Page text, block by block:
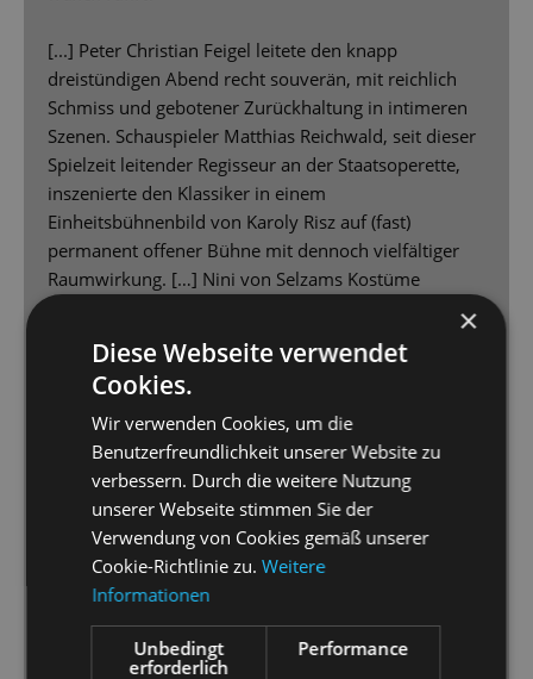
[...] Peter Christian Feigel leitete den knapp
dreistündigen Abend recht souverän, mit reichlich
Schmiss und gebotener Zurückhaltung in intimeren
Szenen. Schauspieler Matthias Reichwald, seit dieser
Spielzeit leitender Regisseur an der Staatsoperette,
inszenierte den Klassiker in einem
Einheitsbühnenbild von Karoly Risz auf (fast)
permanent offener Bühne mit dennoch vielfältiger
Raumwirkung. […] Nini von Selzams Kostüme
[...] Aswintha Vermeulen als Sally Bowles erweist sich
als wildes Energiebündel mit Spielfreude und auch
zarten Seiten, ihre Stimme steckt voller Soul [...]
Dabei müssen sich Kaya Loewe als umtriebiges
Fräulein Kost sowie Nina Kemptner und Jeannette
Oswald keineswegs verstecken. Silke Richter gibt eine
lebenskluge Vermieterin mit vokaler Weisheit,
während Bryan Rothfuss als spätverliebter Schultz
der tragische Verlierer ist. Adrian Djokić als
jungenhafter Clifford sowie Gero Wendorff als
zunehmend beängstigender Ernst Ludwig entwickeln
höchst unterschiedliche Charaktere und lassen ihre
×
Diese Webseite verwendet
Cookies.
Wir verwenden Cookies, um die
Benutzerfreundlichkeit unserer Website zu
verbessern. Durch die weitere Nutzung
unserer Webseite stimmen Sie der
Verwendung von Cookies gemäß unserer
Cookie-Richtlinie zu.Weitere
Informationen
Unbedingt
erforderlich
Performance